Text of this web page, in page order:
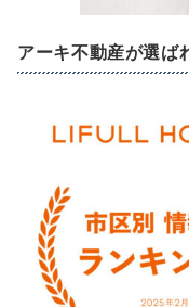
アーキ不動産が選ば